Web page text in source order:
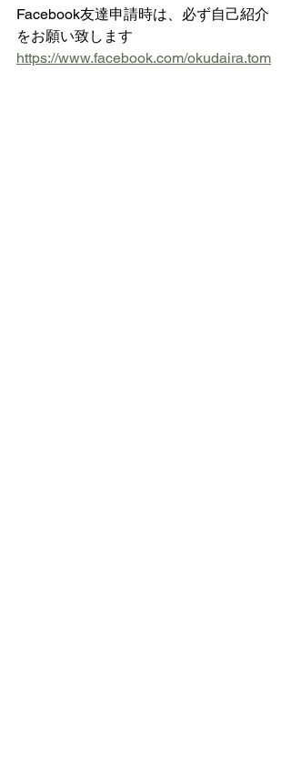
Facebook友達申請時は、必ず自己紹介
をお願い致します
https://www.facebook.com/okudaira.tom